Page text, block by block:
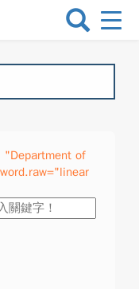
選
換
"Department of